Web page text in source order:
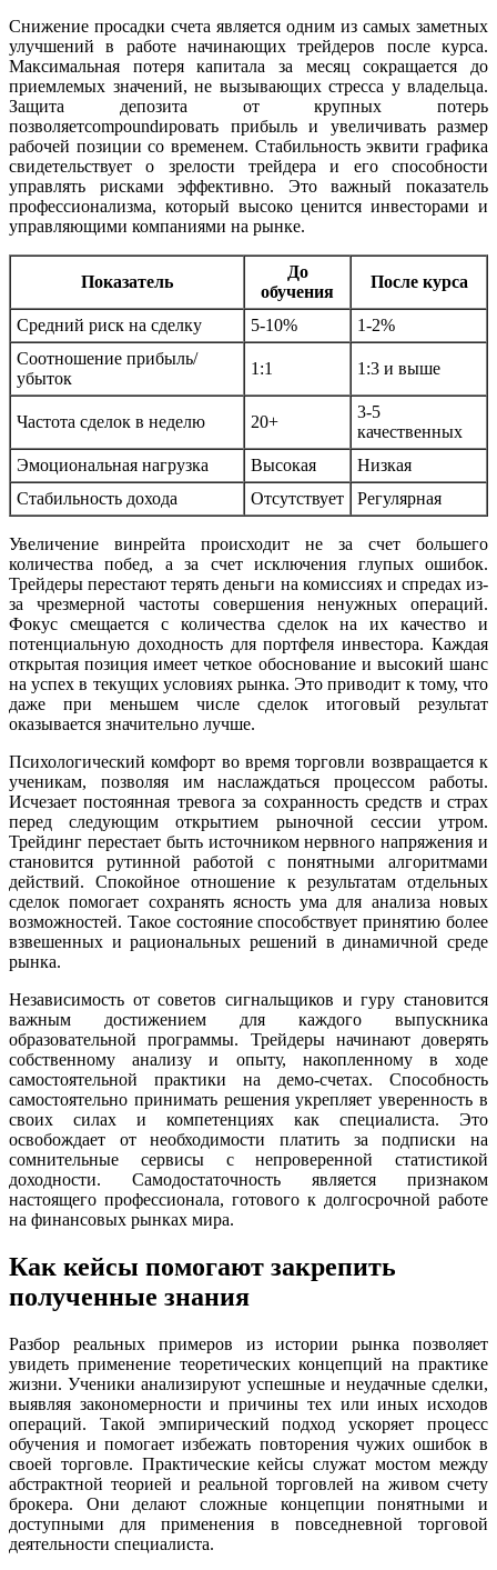
Снижение просадки счета является одним из самых заметных
улучшений в работе начинающих трейдеров после курса.
Максимальная потеря капитала за месяц сокращается до
приемлемых значений, не вызывающих стресса у владельца.
Защита депозита от крупных потерь
позволяетcompoundировать прибыль и увеличивать размер
рабочей позиции со временем. Стабильность эквити графика
свидетельствует о зрелости трейдера и его способности
управлять рисками эффективно. Это важный показатель
профессионализма, который высоко ценится инвесторами и
управляющими компаниями на рынке.
Показатель
До
обучения
После курса
Средний риск на сделку 5-10%
1-2%
Соотношение прибыль/
убыток
1:1 1:3 и выше
Частота сделок в неделю 20+
3-5
качественных
Эмоциональная нагрузка
Высокая
Низкая
Стабильность дохода
Отсутствует Регулярная
Увеличение винрейта происходит не за счет большего
количества побед, а за счет исключения глупых ошибок.
Трейдеры перестают терять деньги на комиссиях и спредах из-
за чрезмерной частоты совершения ненужных операций.
Фокус смещается с количества сделок на их качество и
потенциальную доходность для портфеля инвестора. Каждая
открытая позиция имеет четкое обоснование и высокий шанс
на успех в текущих условиях рынка. Это приводит к тому, что
даже при меньшем числе сделок итоговый результат
оказывается значительно лучше.
Психологический комфорт во время торговли возвращается к
ученикам, позволяя им наслаждаться процессом работы.
Исчезает постоянная тревога за сохранность средств и страх
перед следующим открытием рыночной сессии утром.
Трейдинг перестает быть источником нервного напряжения и
становится рутинной работой с понятными алгоритмами
действий. Спокойное отношение к результатам отдельных
сделок помогает сохранять ясность ума для анализа новых
возможностей. Такое состояние способствует принятию более
взвешенных и рациональных решений в динамичной среде
рынка.
Независимость от советов сигнальщиков и гуру становится
важным достижением для каждого выпускника
образовательной программы. Трейдеры начинают доверять
собственному анализу и опыту, накопленному в ходе
самостоятельной практики на демо-счетах. Способность
самостоятельно принимать решения укрепляет уверенность в
своих силах и компетенциях как специалиста. Это
освобождает от необходимости платить за подписки на
сомнительные сервисы с непроверенной статистикой
доходности. Самодостаточность является признаком
настоящего профессионала, готового к долгосрочной работе
на финансовых рынках мира.
Как кейсы помогают закрепить
полученные знания
Разбор реальных примеров из истории рынка позволяет
увидеть применение теоретических концепций на практике
жизни. Ученики анализируют успешные и неудачные сделки,
выявляя закономерности и причины тех или иных исходов
операций. Такой эмпирический подход ускоряет процесс
обучения и помогает избежать повторения чужих ошибок в
своей торговле. Практические кейсы служат мостом между
абстрактной теорией и реальной торговлей на живом счету
брокера. Они делают сложные концепции понятными и
доступными для применения в повседневной торговой
деятельности специалиста.